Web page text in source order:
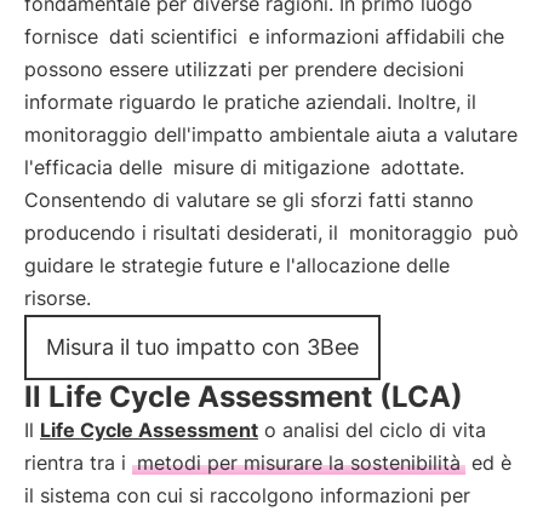
fornisce dati scientifici e informazioni affidabili che
possono essere utilizzati per prendere decisioni
informate riguardo le pratiche aziendali. Inoltre, il
monitoraggio dell'impatto ambientale aiuta a valutare
l'efficacia delle misure di mitigazione adottate.
Consentendo di valutare se gli sforzi fatti stanno
producendo i risultati desiderati, il monitoraggio può
guidare le strategie future e l'allocazione delle
risorse.
Misura il tuo impatto con 3Bee
Il Life Cycle Assessment (LCA)
Il Life Cycle Assessment o analisi del ciclo di vita
rientra tra i metodi per misurare la sostenibilità ed è
il sistema con cui si raccolgono informazioni per